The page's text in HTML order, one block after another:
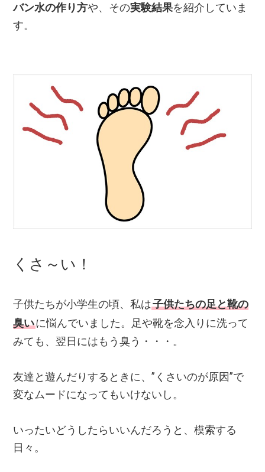
バン水の作り方や、その実験結果を紹介していま
す。
くさ～い！
子供たちが小学生の頃、私は子供たちの足と靴の
臭いに悩んでいました。足や靴を念入りに洗って
みても、翌日にはもう臭う・・・。
友達と遊んだりするときに、”くさいのが原因”で
変なムードになってもいけないし。
いったいどうしたらいいんだろうと、模索する
日々。